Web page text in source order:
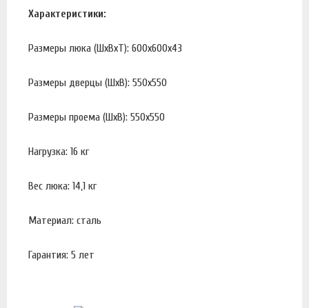
Характеристики:
Размеры люка (ШхВхТ): 600х600х43
Размеры дверцы (ШхВ): 550х550
Размеры проема (ШхВ): 550х550
Нагрузка: 16 кг
Вес люка: 14,1 кг
Материал: сталь
Гарантия: 5 лет